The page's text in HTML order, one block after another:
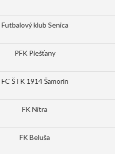
Futbalový klub Senica
PFK Piešťany
FC ŠTK 1914 Šamorín
FK Nitra
FK Beluša